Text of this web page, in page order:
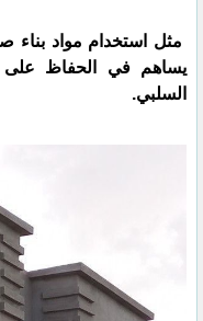
مثل استخدام مواد بناء
يساهم في الحفاظ على
السلبي.